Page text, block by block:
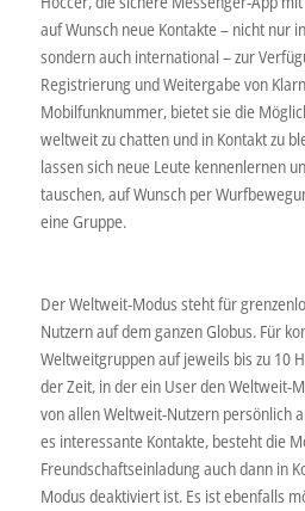
auf Wunsch neue Kontakte – nicht nur
sondern auch international – zur
Registrierung und Weitergabe von
Mobilfunknummer, bietet sie die
weltweit zu chatten und in Kontakt zu
lassen sich neue Leute kennenlernen
tauschen, auf Wunsch per
eine Gruppe.
Der Weltweit-Modus steht für
Nutzern auf dem ganzen Globus. Für
Weltweitgruppen auf jeweils bis zu 10
der Zeit, in der ein User den Weltweit-
von allen Weltweit-Nutzern persönlich
es interessante Kontakte, besteht die
Freundschaftseinladung auch dann in
Modus deaktiviert ist. Es ist ebenfalls